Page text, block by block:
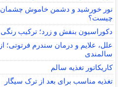
نور خورشید و دشمن خاموش
چیست؟
دکوراسیون بنفش و زرد؛ ترکیب رنگی
علل، علایم و درمان سندرم فرتوتی؛
سالمندی
کاریکاتور تغذیه سالم
تغذیه مناسب برای بعد از ترک سیگار